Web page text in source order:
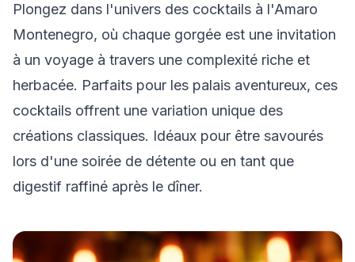
Plongez dans l'univers des cocktails à l'Amaro
Montenegro, où chaque gorgée est une invitation
à un voyage à travers une complexité riche et
herbacée. Parfaits pour les palais aventureux, ces
cocktails offrent une variation unique des
créations classiques. Idéaux pour être savourés
lors d'une soirée de détente ou en tant que
digestif raffiné après le dîner.